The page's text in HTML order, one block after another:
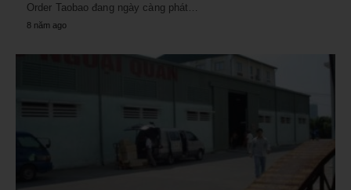
Order Taobao đang ngày càng phát…
8 năm ago